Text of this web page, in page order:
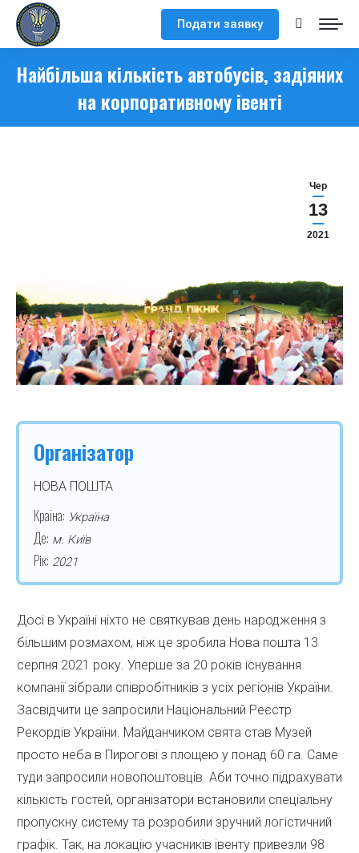
Подати заявку Search:
Найбільша кількість автобусів, задіяних
на корпоративному івенті
Чер
13
2021
Організатор
НОВА ПОШТА
Країна: Україна
Де: м. Київ
Рік: 2021
Досі в Україні ніхто не святкував день народження з
більшим розмахом, ніж це зробила Нова пошта 13
серпня 2021 року. Уперше за 20 років існування
компанії зібрали співробітників з усіх регіонів України.
Засвідчити це запросили Національний Реєстр
Рекордів України. Майданчиком свята став Музей
просто неба в Пирогові з площею у понад 60 га. Саме
туди запросили новопоштовців. Аби точно підрахувати
кількість гостей, організатори встановили спеціальну
пропускну систему та розробили зручний логістичний
графік. Так, на локацію учасників івенту привезли 98